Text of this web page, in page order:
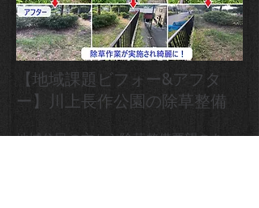
【地域課題ビフォー&アフタ
ー】川上長作公園の除草整備
地域住民の方から除草整備要望のあっ